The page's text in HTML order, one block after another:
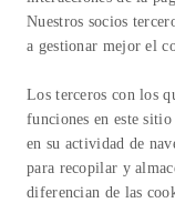
Nuestros socios
a gestionar mejor el
Los terceros con los
funciones en este
en su actividad de
para recopilar y
diferencian de las